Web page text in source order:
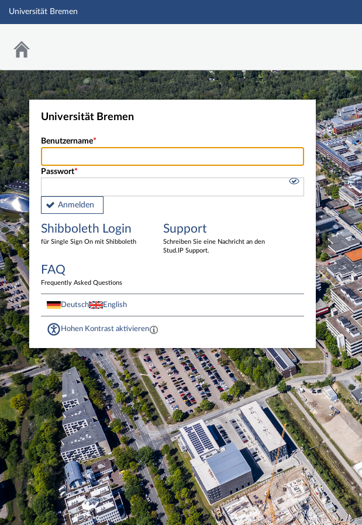
Universität Bremen
Universität Bremen
Benutzername
Passwort
Anmelden
Shibboleth Login
für Single Sign On mit Shibboleth
Support
Schreiben Sie eine Nachricht an den
Stud.IP Support.
FAQ
Frequently Asked Questions
Deutsch English
Hohen Kontrast aktivieren